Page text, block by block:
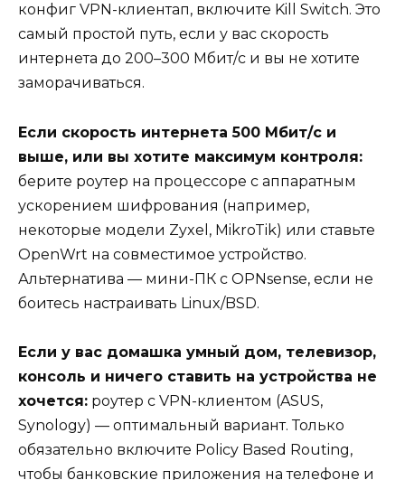
конфиг VPN-клиентап, включите Kill Switch. Это
самый простой путь, если у вас скорость
интернета до 200–300 Мбит/с и вы не хотите
заморачиваться.
Если скорость интернета 500 Мбит/с и
выше, или вы хотите максимум контроля:
берите роутер на процессоре с аппаратным
ускорением шифрования (например,
некоторые модели Zyxel, MikroTik) или ставьте
OpenWrt на совместимое устройство.
Альтернатива — мини-ПК с OPNsense, если не
боитесь настраивать Linux/BSD.
Если у вас домашка умный дом, телевизор,
консоль и ничего ставить на устройства не
хочется: роутер с VPN-клиентом (ASUS,
Synology) — оптимальный вариант. Только
обязательно включите Policy Based Routing,
чтобы банковские приложения на телефоне и